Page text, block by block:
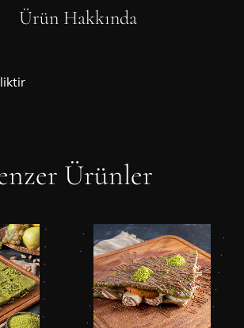
Ürün Hakkında
Ürünler